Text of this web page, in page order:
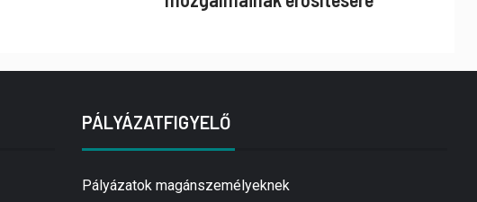
PÁLYÁZATFIGYELŐ
Pályázatok magánszemélyeknek